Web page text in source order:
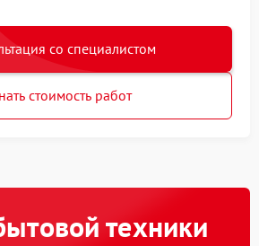
со специалистом
стоимость работ
техники